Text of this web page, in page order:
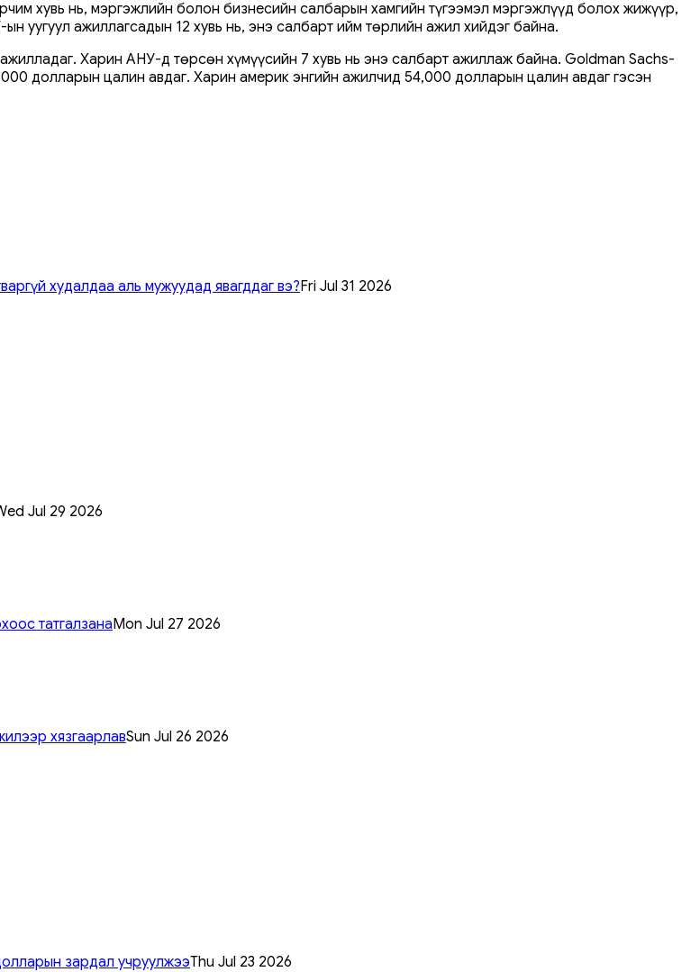
хувь нь, мэргэжлийн болон бизнесийн салбарын хамгийн түгээмэл мэргэжлүүд болох жижүүр,
уугуул ажиллагсадын 12 хувь нь, энэ салбарт ийм төрлийн ажил хийдэг байна.
Харин АНУ-д төрсөн хүмүүсийн 7 хувь нь энэ салбарт ажиллаж байна. Goldman Sachs-
долларын цалин авдаг. Харин америк энгийн ажилчид 54,000 долларын цалин авдаг гэсэн
худалдаа аль мужуудад явагддаг вэ?Fri Jul 31 2026
Jul 29 2026
татгалзанаMon Jul 27 2026
хязгаарлавSun Jul 26 2026
зардал учруулжээThu Jul 23 2026